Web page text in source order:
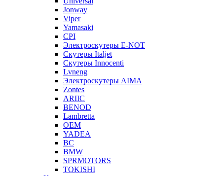
Jonway
Viper
Yamasaki
CPI
Электроскутеры E-NOT
Скутеры Italjet
Скутеры Innocenti
Lvneng
Электроскутеры AIMA
Zontes
ARIIC
BENOD
Lambretta
OEM
YADEA
BC
BMW
SPRMOTORS
TOKISHI